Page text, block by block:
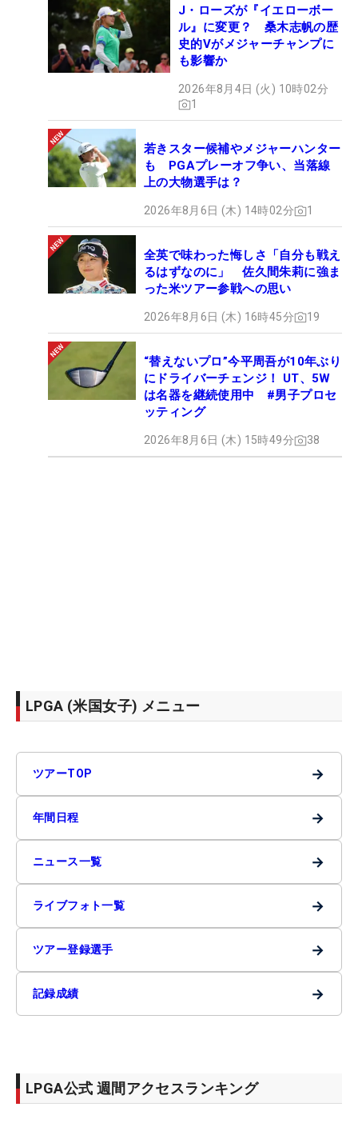
J・ローズが『イエローボー
ル』に変更？ 桑木志帆の歴
史的Vがメジャーチャンプに
も影響か
2026年8月4日 (火) 10時02分
1
若きスター候補やメジャーハンター
も PGAプレーオフ争い、当落線
上の大物選手は？
2026年8月6日 (木) 14時02分 1
全英で味わった悔しさ「自分も戦え
るはずなのに」 佐久間朱莉に強ま
った米ツアー参戦への思い
2026年8月6日 (木) 16時45分 19
“替えないプロ”今平周吾が10年ぶり
にドライバーチェンジ！ UT、5W
は名器を継続使用中 #男子プロセ
ッティング
2026年8月6日 (木) 15時49分 38
LPGA (米国女子) メニュー
ツアーTOP →
年間日程 →
ニュース一覧 →
ライブフォト一覧 →
ツアー登録選手 →
記録成績 →
LPGA公式 週間アクセスランキング